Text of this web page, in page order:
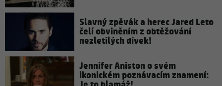
Slavný zpěvák a herec Jared Leto
čelí obviněním z obtěžování
nezletilých dívek!
Jennifer Aniston o svém
ikonickém poznávacím znamení: